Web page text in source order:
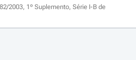
2003, 1º Suplemento, Série I-B de